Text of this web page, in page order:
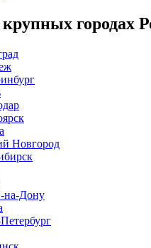
городах
Новгород
на-Дону